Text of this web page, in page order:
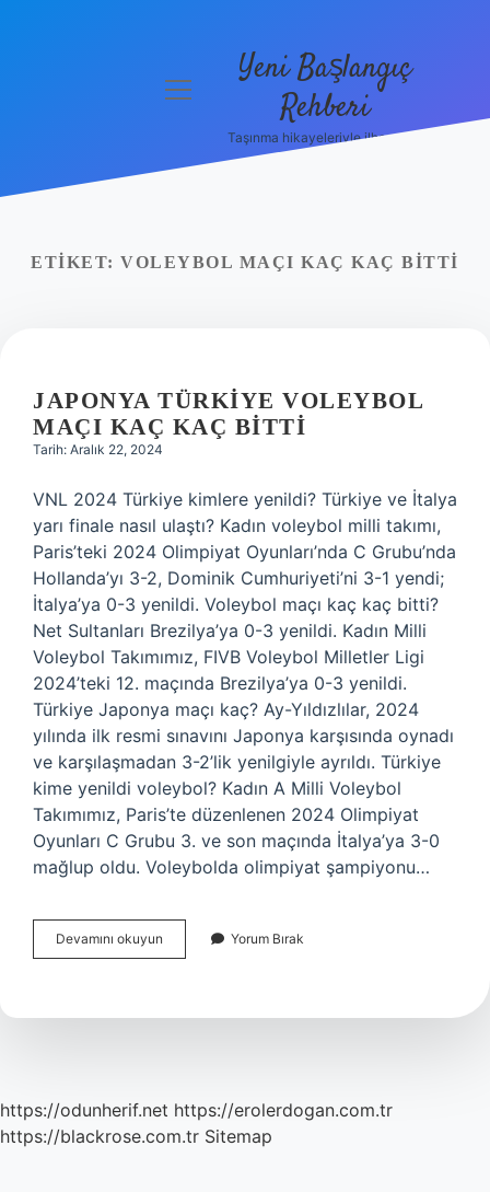
Politikası
menüyü
Yeni Başlangıç
Rehberi
Taşınma hikayeleriyle ilham bul!
ETIKET: VOLEYBOL MAÇI KAÇ KAÇ BITTI
JAPONYA TÜRKIYE VOLEYBOL
MAÇI KAÇ KAÇ BITTI
Tarih: Aralık 22, 2024
VNL 2024 Türkiye kimlere yenildi? Türkiye ve İtalya
yarı finale nasıl ulaştı? Kadın voleybol milli takımı,
Paris’teki 2024 Olimpiyat Oyunları’nda C Grubu’nda
Hollanda’yı 3-2, Dominik Cumhuriyeti’ni 3-1 yendi;
İtalya’ya 0-3 yenildi. Voleybol maçı kaç kaç bitti?
Net Sultanları Brezilya’ya 0-3 yenildi. Kadın Milli
Voleybol Takımımız, FIVB Voleybol Milletler Ligi
2024’teki 12. maçında Brezilya’ya 0-3 yenildi.
Türkiye Japonya maçı kaç? Ay-Yıldızlılar, 2024
yılında ilk resmi sınavını Japonya karşısında oynadı
ve karşılaşmadan 3-2’lik yenilgiyle ayrıldı. Türkiye
kime yenildi voleybol? Kadın A Milli Voleybol
Takımımız, Paris’te düzenlenen 2024 Olimpiyat
Oyunları C Grubu 3. ve son maçında İtalya’ya 3-0
mağlup oldu. Voleybolda olimpiyat şampiyonu…
Devamını okuyun Japonya
Türkiye
Kaç
Yorum Bırak
https://odunherif.net https://erolerdogan.com.tr
https://blackrose.com.tr Sitemap